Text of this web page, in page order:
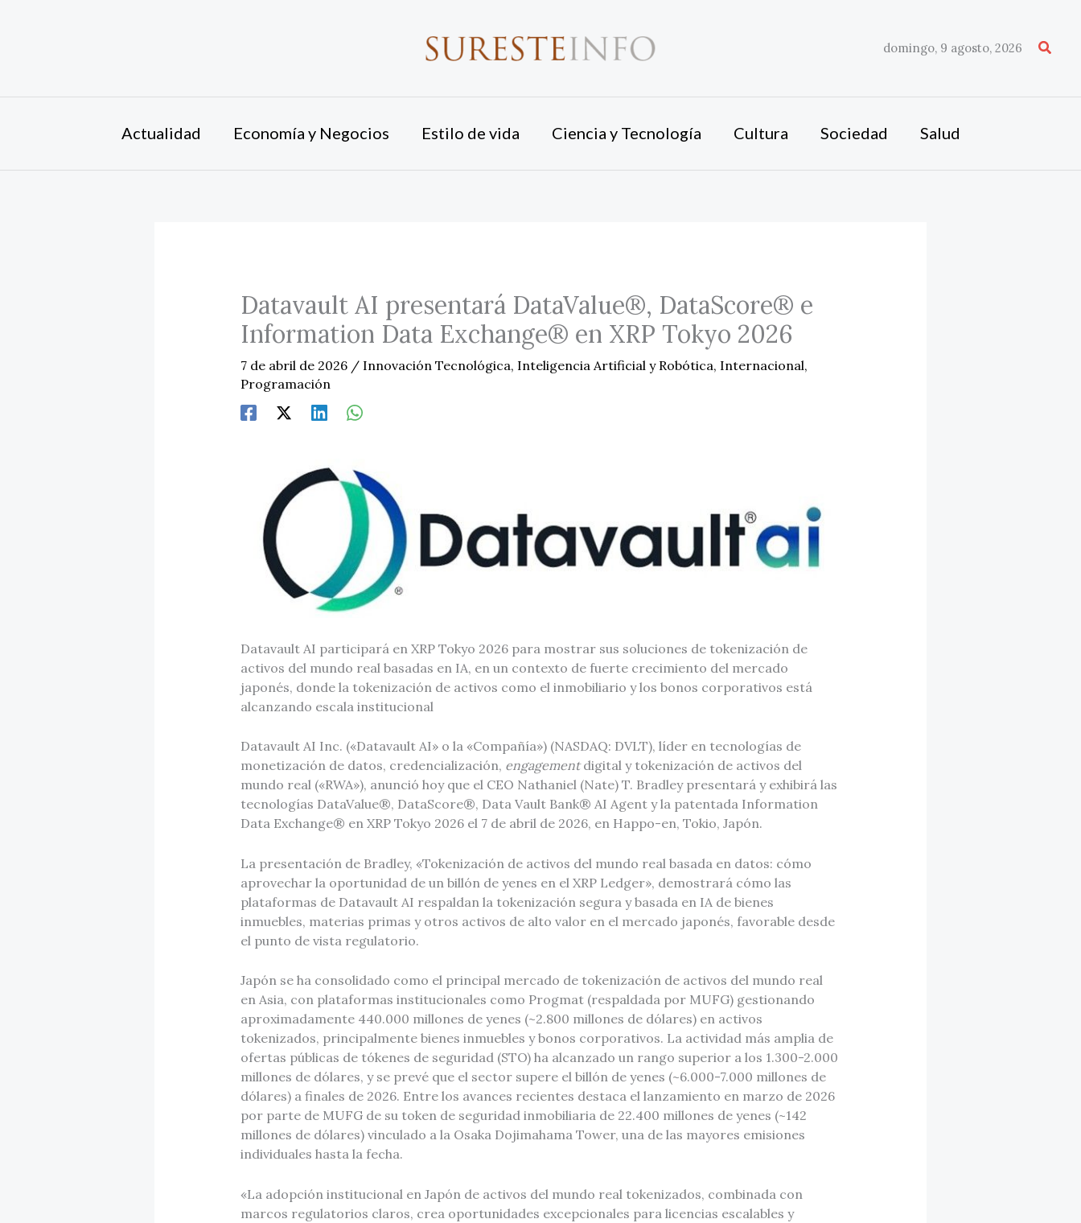
domingo, 9 agosto, 2026
Actualidad Economía y Negocios Estilo de vida Ciencia y Tecnología Cultura Sociedad Salud
Datavault AI presentará DataValue®, DataScore® e
Information Data Exchange® en XRP Tokyo 2026
7 de abril de 2026 / Innovación Tecnológica, Inteligencia Artificial y Robótica, Internacional,
Programación
Datavault AI participará en XRP Tokyo 2026 para mostrar sus soluciones de tokenización de
activos del mundo real basadas en IA, en un contexto de fuerte crecimiento del mercado
japonés, donde la tokenización de activos como el inmobiliario y los bonos corporativos está
alcanzando escala institucional
Datavault AI Inc. («Datavault AI» o la «Compañía») (NASDAQ: DVLT), líder en tecnologías de
monetización de datos, credencialización, engagementdigital y tokenización de activos del
mundo real («RWA»), anunció hoy que el CEO Nathaniel (Nate) T. Bradley presentará y exhibirá las
tecnologías DataValue®, DataScore®, Data Vault Bank® AI Agent y la patentada Information
Data Exchange® en XRP Tokyo 2026 el 7 de abril de 2026, en Happo-en, Tokio, Japón.
La presentación de Bradley, «Tokenización de activos del mundo real basada en datos: cómo
aprovechar la oportunidad de un billón de yenes en el XRP Ledger», demostrará cómo las
plataformas de Datavault AI respaldan la tokenización segura y basada en IA de bienes
inmuebles, materias primas y otros activos de alto valor en el mercado japonés, favorable desde
el punto de vista regulatorio.
Japón se ha consolidado como el principal mercado de tokenización de activos del mundo real
en Asia, con plataformas institucionales como Progmat (respaldada por MUFG) gestionando
aproximadamente 440.000 millones de yenes (~2.800 millones de dólares) en activos
tokenizados, principalmente bienes inmuebles y bonos corporativos. La actividad más amplia de
ofertas públicas de tókenes de seguridad (STO) ha alcanzado un rango superior a los 1.300-2.000
millones de dólares, y se prevé que el sector supere el billón de yenes (~6.000-7.000 millones de
dólares) a finales de 2026. Entre los avances recientes destaca el lanzamiento en marzo de 2026
por parte de MUFG de su token de seguridad inmobiliaria de 22.400 millones de yenes (~142
millones de dólares) vinculado a la Osaka Dojimahama Tower, una de las mayores emisiones
individuales hasta la fecha.
«La adopción institucional en Japón de activos del mundo real tokenizados, combinada con
marcos regulatorios claros, crea oportunidades excepcionales para licencias escalables y